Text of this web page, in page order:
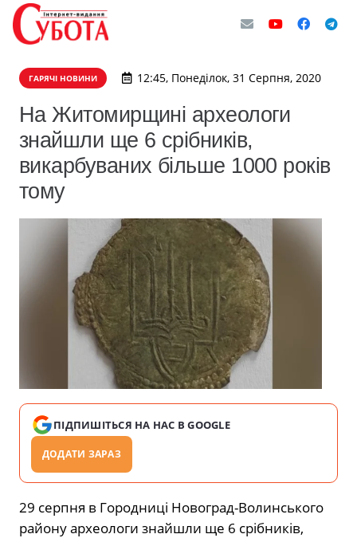
ГАРЯЧІ НОВИНИ 12:45, Понеділок, 31 Серпня, 2020
На Житомирщині археологи
знайшли ще 6 срібників,
викарбуваних більше 1000 років
тому
ПІДПИШІТЬСЯ НА НАС В GOOGLE
ДОДАТИ ЗАРАЗ
29 серпня в Городниці Новоград-Волинського
району археологи знайшли ще 6 срібників,